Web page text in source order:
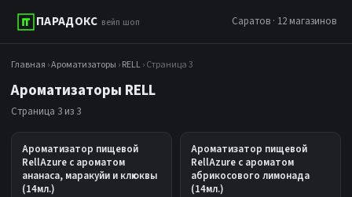
ПАРАДОКС вейп шоп Саратов · 12 магазинов
Главная ›Ароматизаторы ›RELL› Страница 3
Ароматизаторы RELL
Страница 3 из 3
Ароматизатор пищевой
RellAzure с ароматом
ананаса, маракуйи и клюквы
(14мл.)
Ароматизатор пищевой
RellAzure с ароматом
абрикосового лимонада
(14мл.)